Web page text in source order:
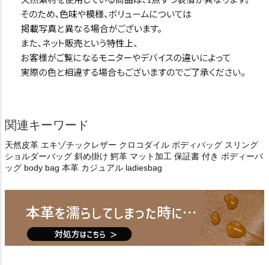
関連キーワード
天然皮革 エキゾチックレザー クロコダイル ボディバッグ スリング
ショルダーバッグ 斜め掛け 鰐革 マット加工 保証書 付き ボディーバ
ッグ body bag 本革 カジュアル ladiesbag